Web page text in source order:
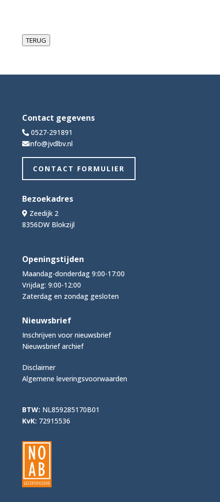
TERUG
Contact gegevens
0527-291891
info@jvdlbv.nl
CONTACT FORMULIER
Bezoekadres
Zeedijk 2
8356DW Blokzijl
Openingstijden
Maandag-donderdag 9:00-17:00
Vrijdag: 9:00-12:00
Zaterdag en zondag gesloten
Nieuwsbrief
Inschrijven voor nieuwsbrief
Nieuwsbrief archief
Disclaimer
Algemene leveringsvoorwaarden
BTW: NL859285170B01
KvK: 72915536